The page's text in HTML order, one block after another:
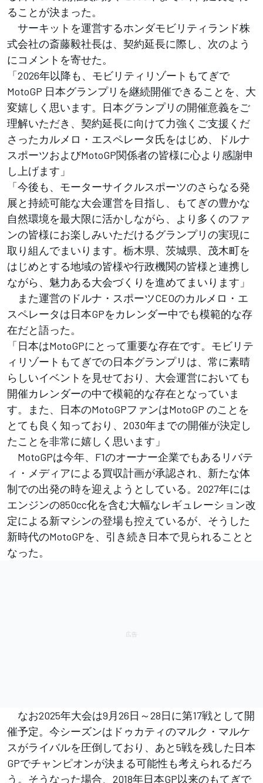
ることが決まった。
サーキットを運営するホンダモビリティランド株
式会社の斎藤毅社長は、契約延長に際し、次のよう
にコメントを寄せた。
「2026年以降も、モビリティリゾートもてぎで
MotoGP 日本グランプリを継続開催できることを、大
変嬉しく思います。日本グランプリの開催意義をご
理解いただき、契約延長に向けて力強くご支援くだ
さったカルメロ・エスペレータ氏をはじめ、ドルナ
スポーツおよびMotoGP関係者の皆様に心より感謝申
し上げます」
「今後も、モーターサイクルスポーツのさらなる発
展と持続可能な大会運営を目指し、もてぎの豊かな
自然環境を最大限に活かしながら、より多くのファ
ンの皆様にお楽しみいただけるグランプリの実現に
取り組んでまいります。栃木県、茨城県、茂木町を
はじめとする地域の皆様や行政機関の皆様と連携し
ながら、魅力ある大会づくりを進めてまいります」
また運営のドルナ・スポーツCEOのカルメロ・エ
スペレータは日本GPをカレンダー中でも模範的な存
在だと語った。
「日本はMotoGPにとって重要な存在です。モビリテ
ィリゾートもてぎでの日本グランプリは、常に素晴
らしいイベントを見せており、大会運営においても
開催カレンダーの中で模範的な存在となっていま
す。また、日本のMotoGPファンはMotoGP のことを
とても良く知っており、2030年までの開催が決定し
たことを非常に嬉しく思います」
MotoGPは今年、F1のオーナー企業でもあるリバテ
ィ・メディアによる買収計画が承認され、新たな体
制での出発の時を迎えようとしている。2027年には
エンジンの850cc化を含む大幅なレギュレーション改
定による新マシンの登場も控えているが、そうした
新時代のMotoGPを、引き続き日本で見られることと
なった。
なお2025年大会は9月26日～28日に第17戦として開
催予定。今シーズンはドゥカティのマルク・マルケ
スがライバルを圧倒しており、あと5戦を残した日本
GPでチャンピオンが決まる可能性も考えられるだろ
う。そうなった場合、2018年日本GP以来のもてぎで